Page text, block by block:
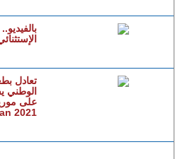
تعادل
الوطني
على
2021 "